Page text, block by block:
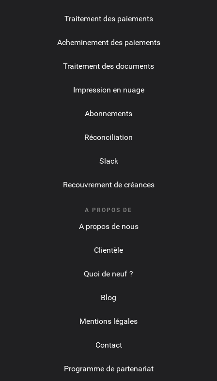
Traitement des paiements
Acheminement des paiements
Traitement des documents
Impression en nuage
Abonnements
Réconciliation
Slack
Recouvrement de créances
A PROPOS DE
A propos de nous
Clientèle
Quoi de neuf ?
Blog
Mentions légales
Contact
Programme de partenariat